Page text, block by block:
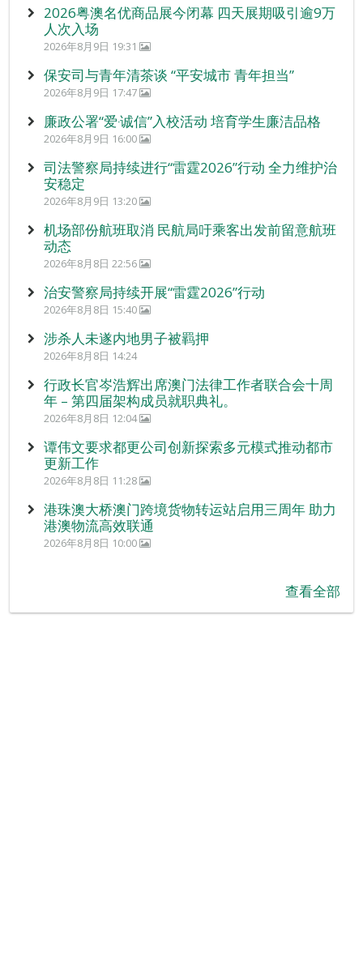
2026粤澳名优商品展今闭幕 四天展期吸引逾9万
人次入场
2026年8月9日 19:31
保安司与青年清茶谈 “平安城市 青年担当”
2026年8月9日 17:47
廉政公署“爱‧诚信”入校活动 培育学生廉洁品格
2026年8月9日 16:00
司法警察局持续进行“雷霆2026”行动 全力维护治
安稳定
2026年8月9日 13:20
机场部份航班取消 民航局吁乘客出发前留意航班
动态
2026年8月8日 22:56
治安警察局持续开展“雷霆2026”行动
2026年8月8日 15:40
涉杀人未遂内地男子被羁押
2026年8月8日 14:24
行政长官岑浩辉出席澳门法律工作者联合会十周
年 – 第四届架构成员就职典礼。
2026年8月8日 12:04
谭伟文要求都更公司创新探索多元模式推动都市
更新工作
2026年8月8日 11:28
港珠澳大桥澳门跨境货物转运站启用三周年 助力
港澳物流高效联通
2026年8月8日 10:00
查看全部